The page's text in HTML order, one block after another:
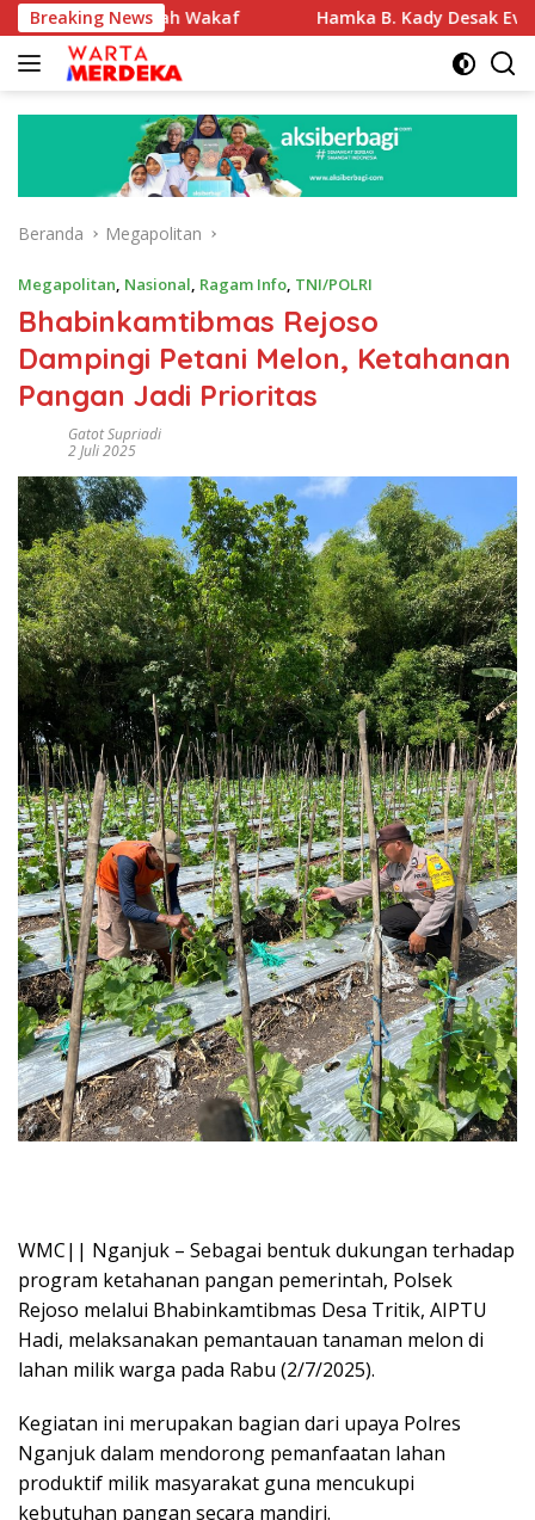
Langsung
ke
konten
Breaking News
Tanah Wakaf Hamka B. Kady Desak Evaluasi
Beranda Megapolitan
Megapolitan, Nasional, Ragam Info, TNI/POLRI
Bhabinkamtibmas Rejoso
Dampingi Petani Melon, Ketahanan
Pangan Jadi Prioritas
Gatot Supriadi
2 Juli 2025
WMC|| Nganjuk – Sebagai bentuk dukungan terhadap
program ketahanan pangan pemerintah, Polsek
Rejoso melalui Bhabinkamtibmas Desa Tritik, AIPTU
Hadi, melaksanakan pemantauan tanaman melon di
lahan milik warga pada Rabu (2/7/2025).
Kegiatan ini merupakan bagian dari upaya Polres
Nganjuk dalam mendorong pemanfaatan lahan
produktif milik masyarakat guna mencukupi
kebutuhan pangan secara mandiri.